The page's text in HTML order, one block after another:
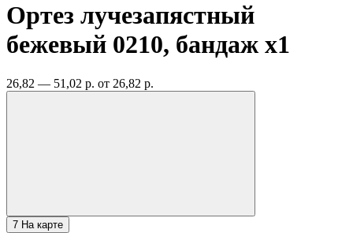
Ортез лучезапястный
бежевый 0210, бандажx1
26,82 — 51,02 р. от 26,82 р.
7 На карте